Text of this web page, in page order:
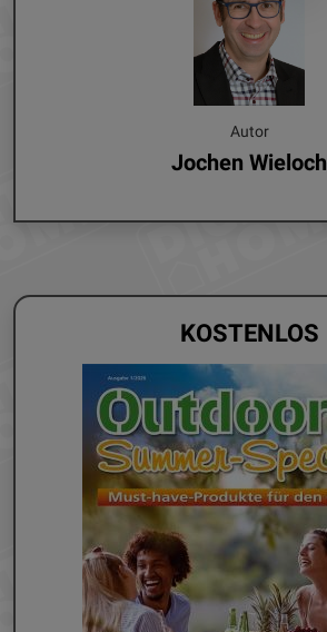
Autor
Jochen Wieloch
KOSTENLOS